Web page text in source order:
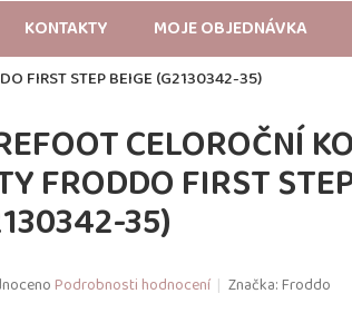
KONTAKTY MOJE OBJEDNÁVKA
FIRST STEP BEIGE (G2130342-35)
CELOROČNÍ
FRODDO FIRST
35)
Podrobnosti hodnocení Značka:Froddo